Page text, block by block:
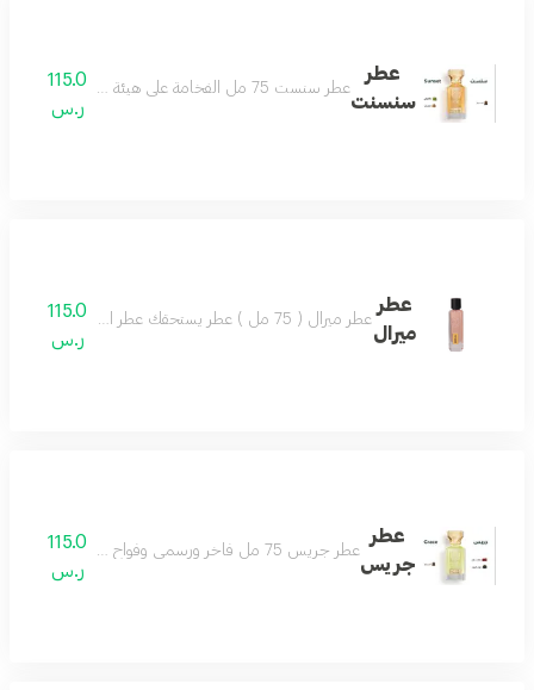
عطر
سنسنت
عطر سنست 75 مل الفخامة على هيئة عطر يتميز بحضور ملفت وفوحان مميز العطر الامثل لمناسباتك الفخمة مكونات العطر لذر باتشولي خشب
115.0
ر.س
عطر
ميرال
عطر ميرال ( 75 مل ) عطر يستحقك عطر الجمال والشتاء تركيبة ساحرة تضفي لشتائك مزيجاً من التميز و الثبات.
115.0
ر.س
عطر
جريس
عطر جريس 75 مل فاخر ورسمي وفواح ومميز مثالي للمناسبات الخاصة يجعلك تتألق بثقة مكوناته الراقية من التوت واللذر والزعفران تمنحك رائحة أنيقة تدوم طويلا اختيارك الأفضل للإطلالة المتكاملة
115.0
ر.س